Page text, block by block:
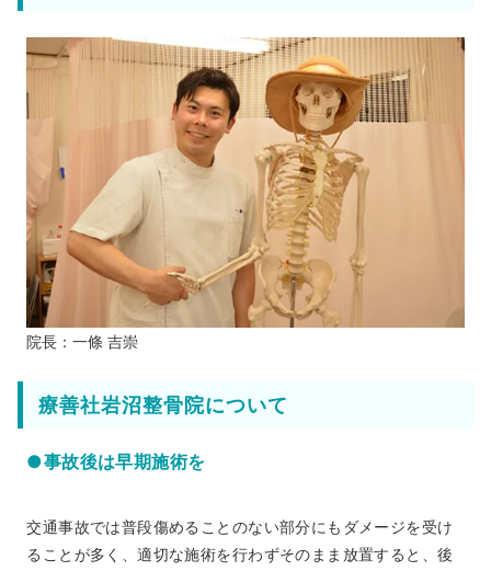
院長：一條 吉崇
療善社岩沼整骨院について
●事故後は早期施術を
交通事故では普段傷めることのない部分にもダメージを受け
ることが多く、適切な施術を行わずそのまま放置すると、後